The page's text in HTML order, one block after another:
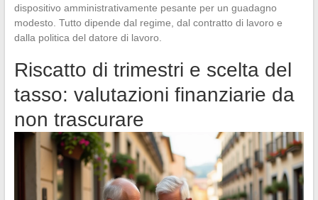
dispositivo amministrativamente pesante per un guadagno
modesto. Tutto dipende dal regime, dal contratto di lavoro e
dalla politica del datore di lavoro.
Riscatto di trimestri e scelta del
tasso: valutazioni finanziarie da
non trascurare